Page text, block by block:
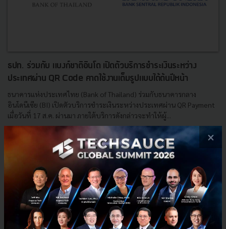
ธปท. ร่วมกับ แบงก์ชาติอินโด เปิดตัวบริการชำระเงินระหว่าง
ประเทศผ่าน QR Code คาดใช้งานเต็มรูปแบบได้ต้นปีหน้า
ธนาคารแห่งประเทศไทย (Bank of Thailand) ร่วมกับธนาคารกลาง
อินโดนีเซีย (BI) เปิดตัวบริการชำระเงินระหว่างประเทศผ่าน QR Payment
เมื่อวันที่ 17 ส.ค. ผ่านมา ภายใต้บริการดังกล่าวจะทำให้ผู้...
| By
Techsauce Team
Bank Indonesia bank-of-thailand
×